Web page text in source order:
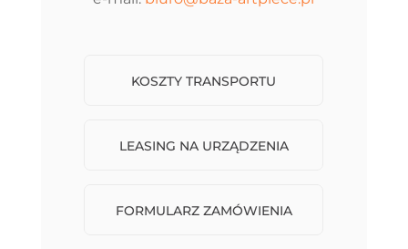
KOSZTY TRANSPORTU
LEASING NA URZĄDZENIA
FORMULARZ ZAMÓWIENIA